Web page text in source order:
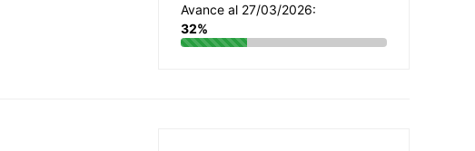
Avance al 27/03/2026:
32%